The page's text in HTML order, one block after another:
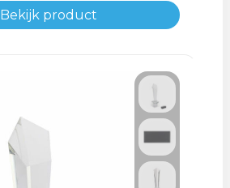
Bekijk product